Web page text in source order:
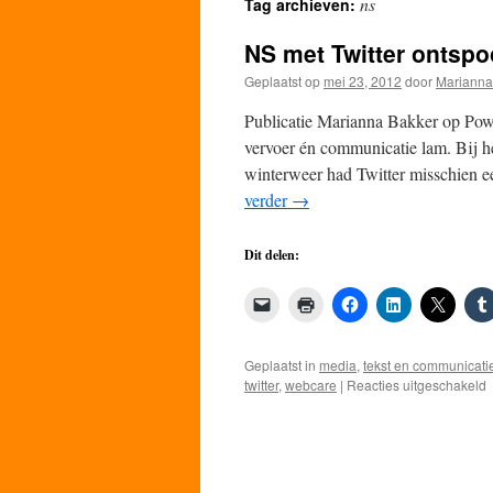
inhoud
Tag archieven:
NS met Twitter
Geplaatst op mei 23, 2012 door
Publicatie Marianna Bakker op
vervoer én communicatie lam. Bij
winterweer had Twitter misschien
verder→
Dit delen:
Geplaatst in media, tekst en
twitter, webcare | Reacties uitgeschakeld